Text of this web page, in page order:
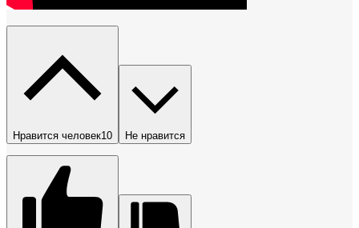
Нравится человек10 Не нравится